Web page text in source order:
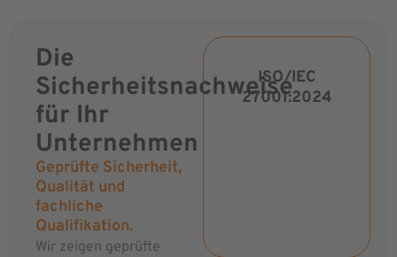
Die
Sicherheitsnachweise
für Ihr
Unternehmen
Geprüfte Sicherheit,
Qualität und
fachliche
Qualifikation.
Wir zeigen geprüfte
ISO/IEC
27001:2024